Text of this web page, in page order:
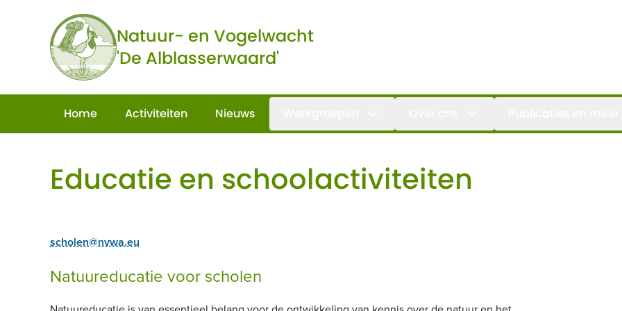
Natuur- en Vogelwacht
'De Alblasserwaard'
Home Activiteiten Nieuws
Educatie en schoolactiviteiten
scholen@nvwa.eu
Natuureducatie voor scholen